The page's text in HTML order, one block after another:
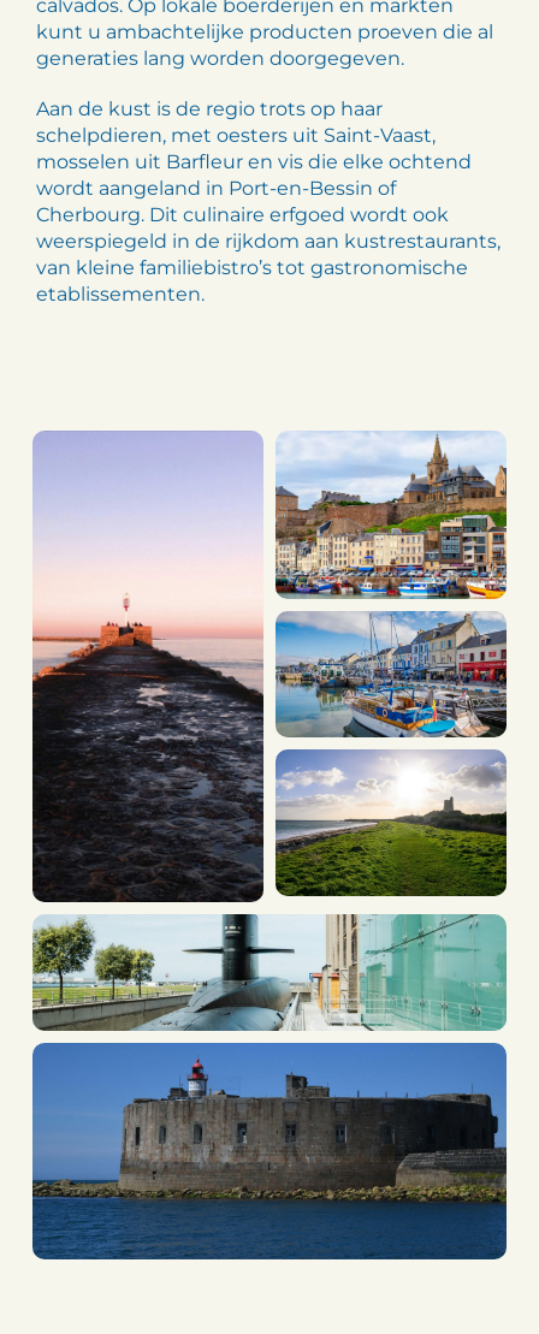
calvados. Op lokale boerderijen en markten
kunt u ambachtelijke producten proeven die al
generaties lang worden doorgegeven.
Aan de kust is de regio trots op haar
schelpdieren, met oesters uit Saint-Vaast,
mosselen uit Barfleur en vis die elke ochtend
wordt aangeland in Port-en-Bessin of
Cherbourg. Dit culinaire erfgoed wordt ook
weerspiegeld in de rijkdom aan kustrestaurants,
van kleine familiebistro’s tot gastronomische
etablissementen.